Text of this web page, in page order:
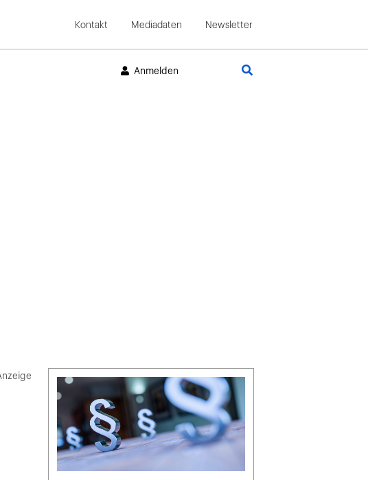
Kontakt Mediadaten Newsletter
Anmelden